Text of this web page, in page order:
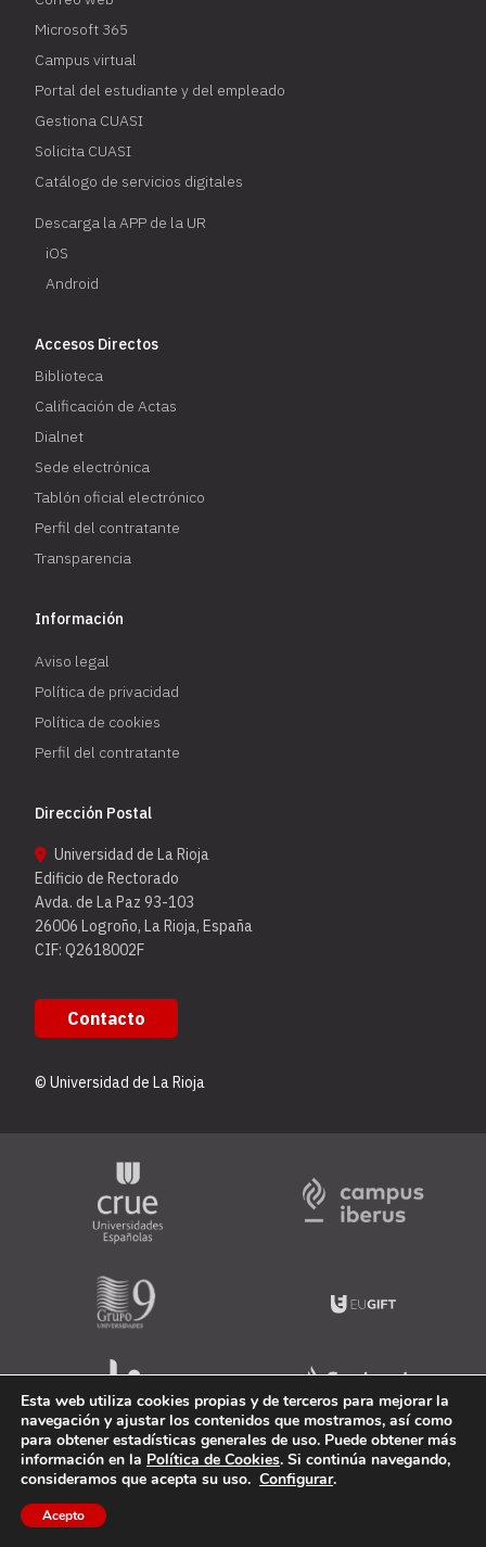
Microsoft 365
Campus virtual
Portal del estudiante y del empleado
Gestiona CUASI
Solicita CUASI
Catálogo de servicios digitales
Descarga la APP de la UR
iOS
Android
Accesos Directos
Biblioteca
Calificación de Actas
Dialnet
Sede electrónica
Tablón oficial electrónico
Perfil del contratante
Transparencia
Información
Aviso legal
Política de privacidad
Política de cookies
Perfil del contratante
Dirección Postal
Universidad de La Rioja
Edificio de Rectorado
Avda. de La Paz 93-103
26006 Logroño, La Rioja, España
CIF: Q2618002F
Contacto
© Universidad de La Rioja
Esta web utiliza cookies propias y de terceros para mejorar la
navegación y ajustar los contenidos que mostramos, así como
para obtener estadísticas generales de uso. Puede obtener más
información en la Política de Cookies. Si continúa navegando,
consideramos que acepta su uso. Configurar.
Acepto